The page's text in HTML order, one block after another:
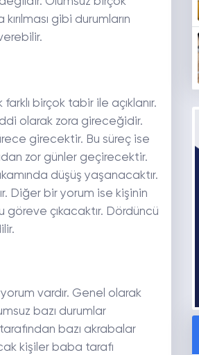
gibi durumların
birçok tabir ile açıklanır.
olarak zora gireceğidir.
girecektir. Bu süreç ise
zor günler geçirecektir.
düşüş yaşanacaktır.
Diğer bir yorum ise kişinin
göreve çıkacaktır. Dördüncü
vardır. Genel olarak
bazı durumlar
bazı akrabalar
kişiler baba tarafı